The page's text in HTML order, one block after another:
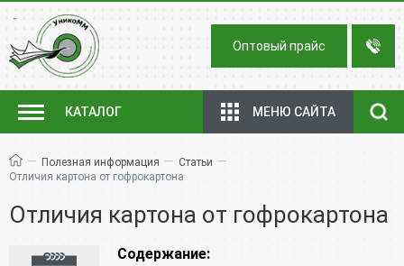
Оптовый прайс
КАТАЛОГ МЕНЮ САЙТА
— Полезная информация — Статьи —
Отличия картона от гофрокартона
Отличия картона от гофрокартона
Содержание: